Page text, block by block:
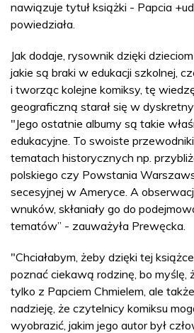
nawiązuje tytuł książki - Papcia
powiedziała.
Jak dodaje, rysownik dzięki
jakie są braki w edukacji szkolnej,
i tworząc kolejne komiksy, tę
geograficzną starał się w
"Jego ostatnie albumy są takie
edukacyjne. To swoiste
tematach historycznych np.
polskiego czy Powstania
secesyjnej w Ameryce. A
wnuków, skłaniały go do
tematów” - zauważyła Prewęcka.
"Chciałabym, żeby dzięki tej
poznać ciekawą rodzinę, bo myślę,
tylko z Papciem Chmielem, ale
nadzieję, że czytelnicy komiksu
wyobrazić, jakim jego autor był